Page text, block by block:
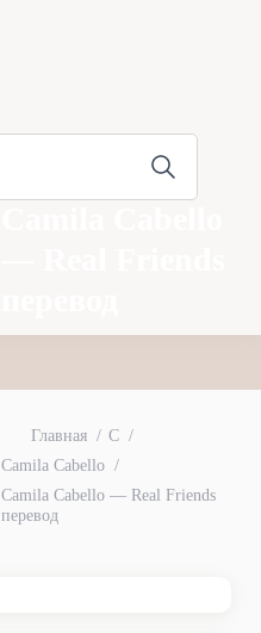
Главная
C
Camila Cabello
Camila Cabello — Real Friends
перевод